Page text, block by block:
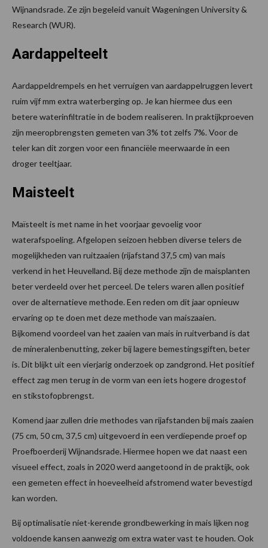
Wijnandsrade. Ze zijn begeleid vanuit Wageningen University &
Research (WUR).
Aardappelteelt
Aardappeldrempels en het verruigen van aardappelruggen levert
ruim vijf mm extra waterberging op. Je kan hiermee dus een
betere waterinfiltratie in de bodem realiseren. In praktijkproeven
zijn meeropbrengsten gemeten van 3% tot zelfs 7%. Voor de
teler kan dit zorgen voor een financiële meerwaarde in een
droger teeltjaar.
Maisteelt
Maïsteelt is met name in het voorjaar gevoelig voor
waterafspoeling. Afgelopen seizoen hebben diverse telers de
mogelijkheden van ruitzaaien (rijafstand 37,5 cm) van mais
verkend in het Heuvelland. Bij deze methode zijn de maisplanten
beter verdeeld over het perceel. De telers waren allen positief
over de alternatieve methode. Een reden om dit jaar opnieuw
ervaring op te doen met deze methode van maiszaaien.
Bijkomend voordeel van het zaaien van mais in ruitverband is dat
de mineralenbenutting, zeker bij lagere bemestingsgiften, beter
is. Dit blijkt uit een vierjarig onderzoek op zandgrond. Het positief
effect zag men terug in de vorm van een iets hogere drogestof
en stikstofopbrengst.
Komend jaar zullen drie methodes van rijafstanden bij mais zaaien
(75 cm, 50 cm, 37,5 cm) uitgevoerd in een verdiepende proef op
Proefboerderij Wijnandsrade. Hiermee hopen we dat naast een
visueel effect, zoals in 2020 werd aangetoond in de praktijk, ook
een gemeten effect in hoeveelheid afstromend water bevestigd
kan worden.
Bij optimalisatie niet-kerende grondbewerking in mais lijken nog
voldoende kansen aanwezig om extra water vast te houden. Ook